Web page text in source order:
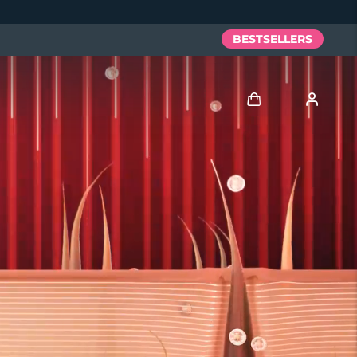
BESTSELLERS
Benutzerkonto
Meine Geräte
Meine Bestellungen
Meine Adressen
Meine Abonnements